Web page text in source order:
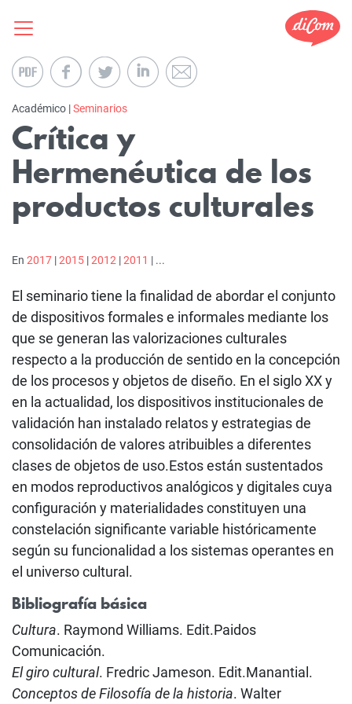
Académico |Seminarios
Crítica y
Hermenéutica de los
productos culturales
En 2017 |2015 |2012 |2011 | ...
El seminario tiene la finalidad de abordar el conjunto
de dispositivos formales e informales mediante los
que se generan las valorizaciones culturales
respecto a la producción de sentido en la concepción
de los procesos y objetos de diseño. En el siglo XX y
en la actualidad, los dispositivos institucionales de
validación han instalado relatos y estrategias de
consolidación de valores atribuibles a diferentes
clases de objetos de uso.Estos están sustentados
en modos reproductivos analógicos y digitales cuya
configuración y materialidades constituyen una
constelación significante variable históricamente
según su funcionalidad a los sistemas operantes en
el universo cultural.
Bibliografía básica
Cultura. Raymond Williams. Edit.Paidos
Comunicación.
El giro cultural. Fredric Jameson. Edit.Manantial.
Conceptos de Filosofía de la historia. Walter